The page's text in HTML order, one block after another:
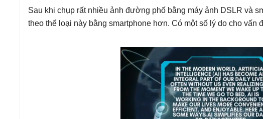
Sau khi chụp rất nhiều ảnh đường phố bằng máy ảnh DSLR và
theo thể loại này bằng smartphone hơn. Có một số lý do cho vấn